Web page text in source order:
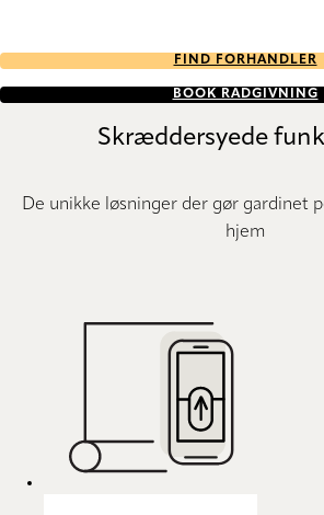
FIND FORHANDLER
BOOK RÅDGIVNING
Skræddersyede
De unikke løsninger der gør gardinet
hjem